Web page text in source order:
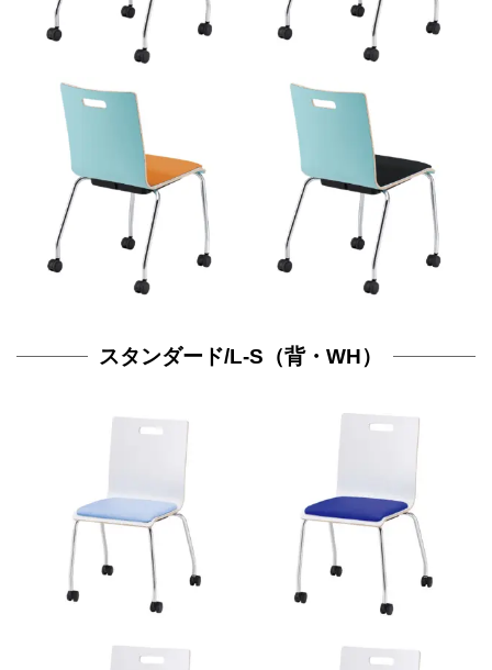
スタンダード/L-S（背・WH）